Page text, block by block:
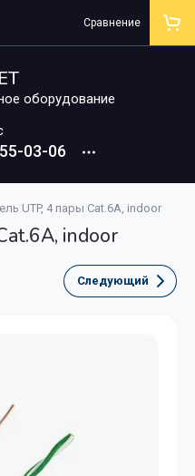
оборудование
03-06
Сравнение
UTP, 4 пары Cat.6A, indoor
indoor
Следующий